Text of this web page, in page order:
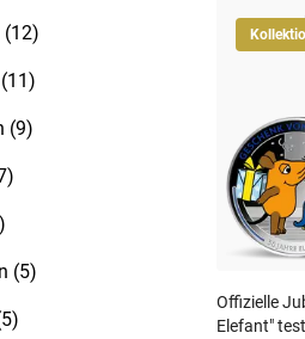
(12)
(9)
(5)
Offizielle
Elefant"